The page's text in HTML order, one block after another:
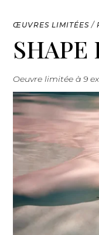
ŒUVRES LIMITÉES /
SHAPE
Oeuvre limitée à 9